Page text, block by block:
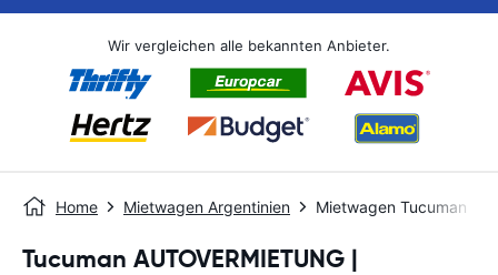
Wir vergleichen alle bekannten Anbieter.
Home Mietwagen Argentinien Mietwagen Tucuman
Tucuman AUTOVERMIETUNG |